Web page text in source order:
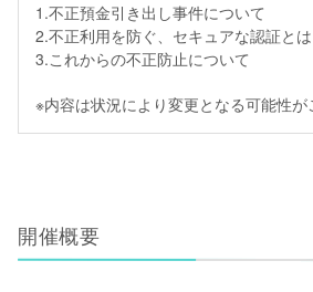
1.不正預金引き出し事件について
2.不正利用を防ぐ、セキュアな認証とは
3.これからの不正防止について
※内容は状況により変更となる可能性が
開催概要